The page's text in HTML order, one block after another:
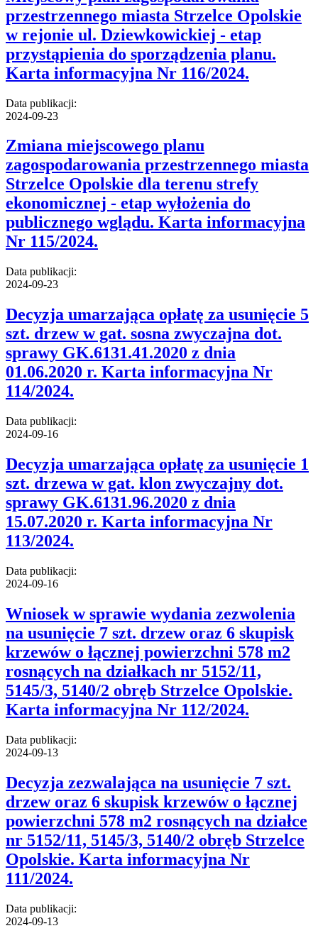
przestrzennego miasta Strzelce Opolskie
w rejonie ul. Dziewkowickiej - etap
przystąpienia do sporządzenia planu.
Karta informacyjna Nr 116/2024.
Data publikacji:
2024-09-23
Zmiana miejscowego planu
zagospodarowania przestrzennego miasta
Strzelce Opolskie dla terenu strefy
ekonomicznej - etap wyłożenia do
publicznego wglądu. Karta informacyjna
Nr 115/2024.
Data publikacji:
2024-09-23
Decyzja umarzająca opłatę za usunięcie 5
szt. drzew w gat. sosna zwyczajna dot.
sprawy GK.6131.41.2020 z dnia
01.06.2020 r. Karta informacyjna Nr
114/2024.
Data publikacji:
2024-09-16
Decyzja umarzająca opłatę za usunięcie 1
szt. drzewa w gat. klon zwyczajny dot.
sprawy GK.6131.96.2020 z dnia
15.07.2020 r. Karta informacyjna Nr
113/2024.
Data publikacji:
2024-09-16
Wniosek w sprawie wydania zezwolenia
na usunięcie 7 szt. drzew oraz 6 skupisk
krzewów o łącznej powierzchni 578 m2
rosnących na działkach nr 5152/11,
5145/3, 5140/2 obręb Strzelce Opolskie.
Karta informacyjna Nr 112/2024.
Data publikacji:
2024-09-13
Decyzja zezwalająca na usunięcie 7 szt.
drzew oraz 6 skupisk krzewów o łącznej
powierzchni 578 m2 rosnących na działce
nr 5152/11, 5145/3, 5140/2 obręb Strzelce
Opolskie. Karta informacyjna Nr
111/2024.
Data publikacji:
2024-09-13